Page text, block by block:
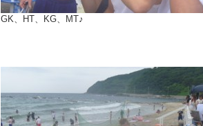
GK、HT、KG、MT♪